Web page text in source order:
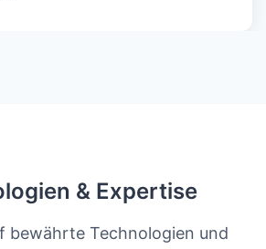
& Expertise
bewährte Technologien und